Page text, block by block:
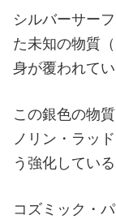
シルバーサー
た未知の物質
身が覆われてい
この銀色の物
ノリン・ラッ
う強化している
コズミック・